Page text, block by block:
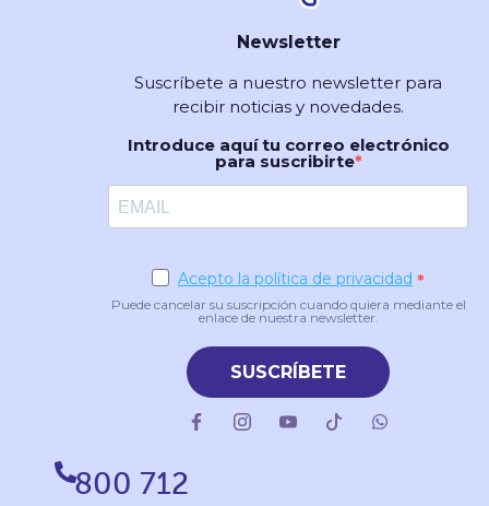
Newsletter
Suscríbete a nuestro newsletter para
recibir noticias y novedades.
Introduce aquí tu correo electrónico
para suscribirte
Acepto la política de privacidad
Puede cancelar su suscripción cuando quiera mediante el
enlace de nuestra newsletter.
SUSCRÍBETE
800 712